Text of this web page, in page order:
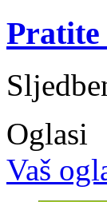
Pratite
Oglasi
Vaš